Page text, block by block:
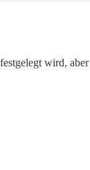
wird,